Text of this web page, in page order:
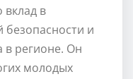
вклад в
и
в регионе. Он
молодых